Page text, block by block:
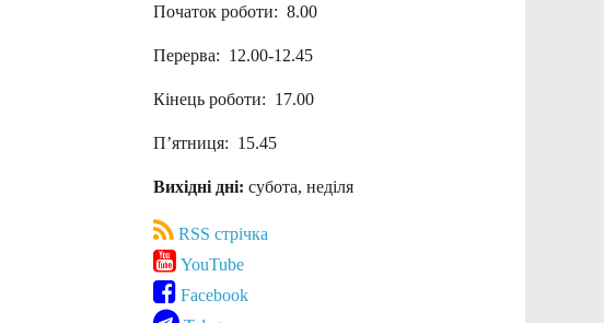
Початок роботи: 8.00
Перерва: 12.00-12.45
Кінець роботи: 17.00
П’ятниця: 15.45
Вихідні дні: субота, неділя
RSS стрічка
YouTube
Facebook